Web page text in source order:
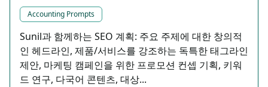
Accounting Prompts
Sunil과 함께하는 SEO 계획: 주요 주제에 대한 창의적
인 헤드라인, 제품/서비스를 강조하는 독특한 태그라인
제안, 마케팅 캠페인을 위한 프로모션 컨셉 기획, 키워
드 연구, 다국어 콘텐츠, 대상...